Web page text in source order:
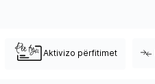
Aktivizo përfitimet